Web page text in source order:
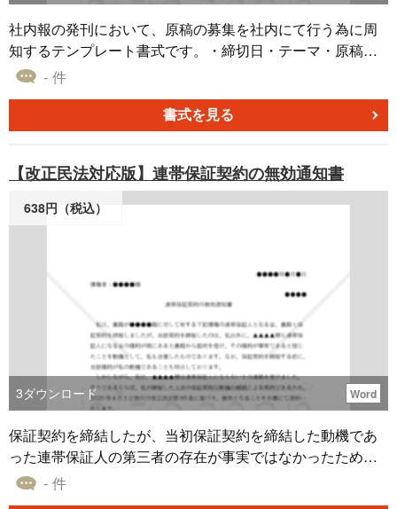
社内報の発刊において、原稿の募集を社内にて行う為に周
知するテンプレート書式です。・締切日・テーマ・原稿枚
数等の情報を記載し、社内に配布する社内報の原稿募集文
- 件
書式を見る
【改正民法対応版】連帯保証契約の無効通知書
638円（税込）
3ダウンロード Word
保証契約を締結したが、当初保証契約を締結した動機であ
った連帯保証人の第三者の存在が事実ではなかったため、2
020年4月1日施行の改正民法第95条に定める動機の錯誤を
- 件